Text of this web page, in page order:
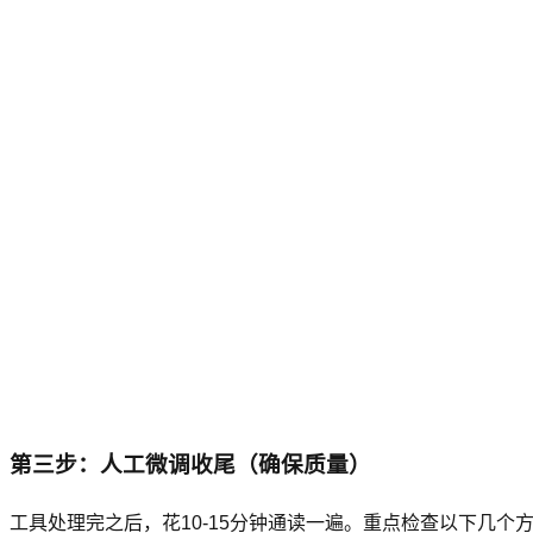
第三步：人工微调收尾（确保质量）
工具处理完之后，花10-15分钟通读一遍。重点检查以下几个